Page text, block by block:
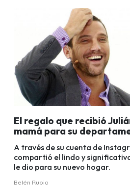
El regalo que recibió
mamá para su
A través de su cuenta de
compartió el lindo y
le dio para su nuevo hogar.
Belén Rubio